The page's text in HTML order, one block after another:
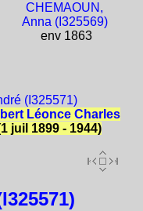
CHEMAOUN,
Anna (I325569)
env 1863
(I325571)
Léonce Charles
juil 1899 - 1944)